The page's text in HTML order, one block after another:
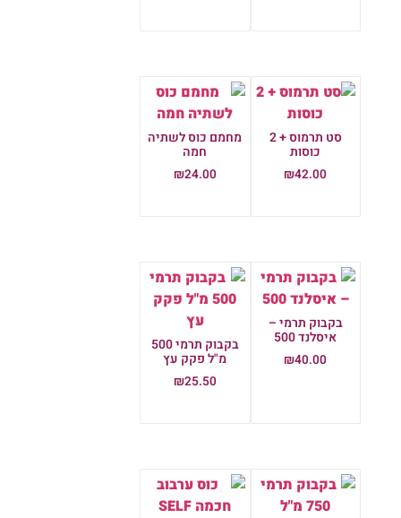
סט תרמוס + 2
כוסות
₪42.00
מחמם כוס לשתיה
חמה
₪24.00
בקבוק תרמי –
איסלנד 500
₪40.00
בקבוק תרמי 500
מ"ל פקק עץ
₪25.50